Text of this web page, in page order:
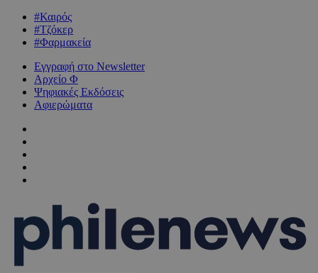
#Καιρός
#Τζόκερ
#Φαρμακεία
Εγγραφή στο Newsletter
Αρχείο Φ
Ψηφιακές Εκδόσεις
Αφιερώματα